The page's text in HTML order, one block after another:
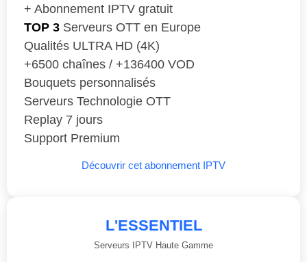
+ Abonnement IPTV gratuit
TOP 3 Serveurs OTT en Europe
Qualités ULTRA HD (4K)
+6500 chaînes / +136400 VOD
Bouquets personnalisés
Serveurs Technologie OTT
Replay 7 jours
Support Premium
Découvrir cet abonnement IPTV
L'ESSENTIEL
Serveurs IPTV Haute Gamme